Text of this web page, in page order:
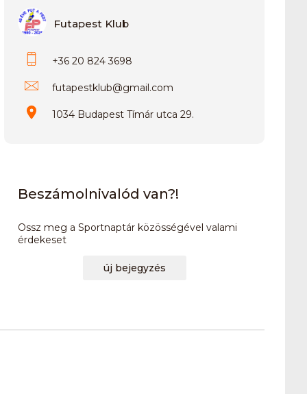
Futapest Klub
+36 20 824 3698
futapestklub@gmail.com
1034 Budapest Tímár utca 29.
Beszámolnivalód van?!
Ossz meg a Sportnaptár közösségével valami
érdekeset
új bejegyzés